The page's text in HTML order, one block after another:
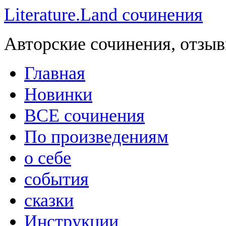
Literature.Land сочинения
Авторские сочинения,
Главная
Новинки
ВСЕ сочинения
По произведениям
о себе
события
сказки
Инструкции